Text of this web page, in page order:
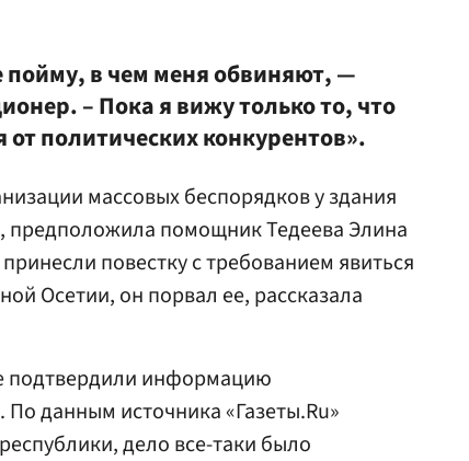
пойму, в чем меня обвиняют, —
– Пока я вижу только то, что
от политических конкурентов».
массовых беспорядков у здания
предположила помощник Тедеева Элина
повестку с требованием явиться
Осетии, он порвал ее, рассказала
подтвердили информацию
данным источника «Газеты.Ru»
дело все-таки было